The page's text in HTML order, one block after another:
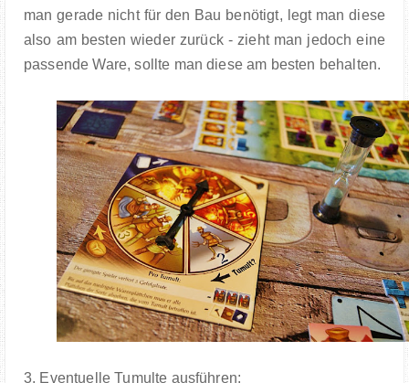
man gerade nicht für den Bau benötigt, legt man diese
also am besten wieder zurück - zieht man jedoch eine
passende Ware, sollte man diese am besten behalten.
3. Eventuelle Tumulte ausführen: